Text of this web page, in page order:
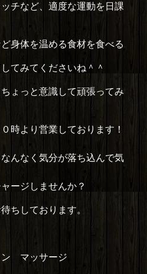
チなど、適度な運動を日課
身体を温める食材を食べる
てみてくださいね＾＾
ょっと意識して頑張ってみ
時より営業しております！
んなく気分が落ち込んで気
ージしませんか？
ちしております。
マッサージ